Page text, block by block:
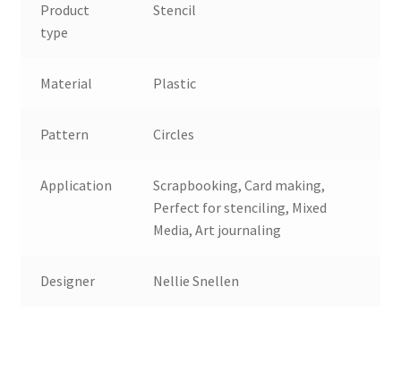
Product
type
Stencil
Material Plastic
Pattern Circles
Application
Scrapbooking, Card making,
Perfect for stenciling, Mixed
Media, Art journaling
Designer Nellie Snellen